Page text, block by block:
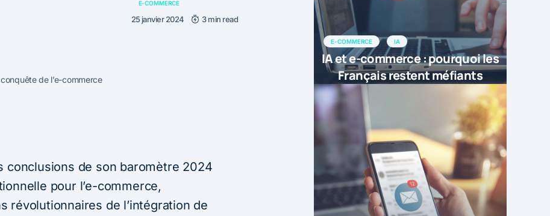
E-COMMERCE
25 janvier 2024 3 min read
de l’e-commerce
conclusions de son baromètre 2024
pour l’e-commerce,
révolutionnaires de l’intégration de
E-COMMERCE IA
IA et e-commerce : pourquoi les
Français restent méfiants